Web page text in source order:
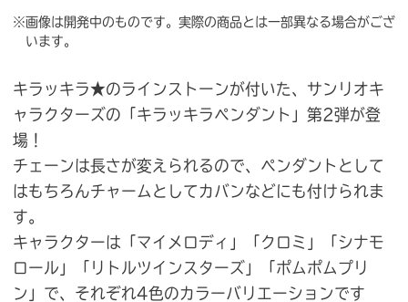
※画像は開発中のものです。実際の商品とは一部異なる場合がござ
います。
キラッキラ★のラインストーンが付いた、サンリオキ
ャラクターズの「キラッキラペンダント」第2弾が登
場！
チェーンは長さが変えられるので、ペンダントとして
はもちろんチャームとしてカバンなどにも付けられま
す。
キャラクターは「マイメロディ」「クロミ」「シナモ
ロール」「リトルツインスターズ」「ポムポムプリ
ン」で、それぞれ4色のカラーバリエーションです